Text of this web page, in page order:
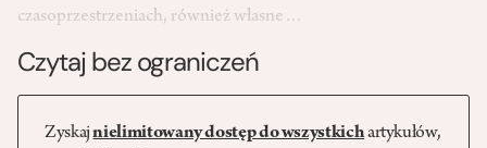
czasoprzestrzeniach, również własne…
Czytaj bez ograniczeń
Zyskajnielimitowany dostęp do wszystkichartykułów,